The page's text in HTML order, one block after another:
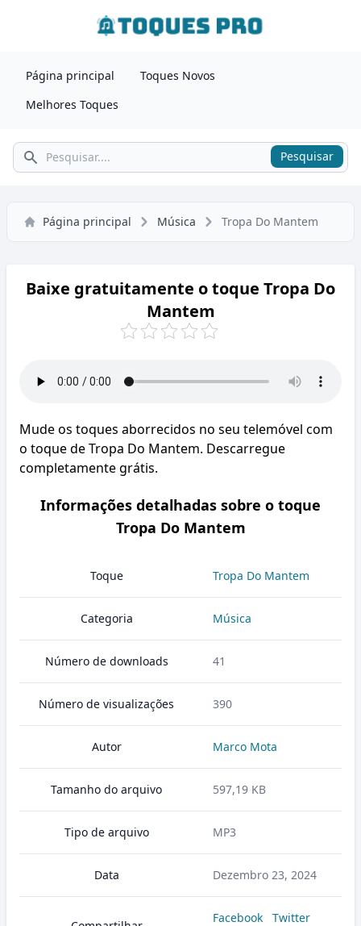
Página principal
Toques Novos
Melhores Toques
Pesquisar Pesquisar
Página principal Música Tropa Do Mantem
Baixe gratuitamente o toque Tropa Do
Mantem
Mude os toques aborrecidos no seu telemóvel com
o toque de Tropa Do Mantem. Descarregue
completamente grátis.
Informações detalhadas sobre o toque
Tropa Do Mantem
Toque Tropa Do Mantem
Categoria Música
Número de downloads 41
Número de visualizações 390
Autor Marco Mota
Tamanho do arquivo 597,19 KB
Tipo de arquivo MP3
Data Dezembro 23, 2024
Facebook
Twitter